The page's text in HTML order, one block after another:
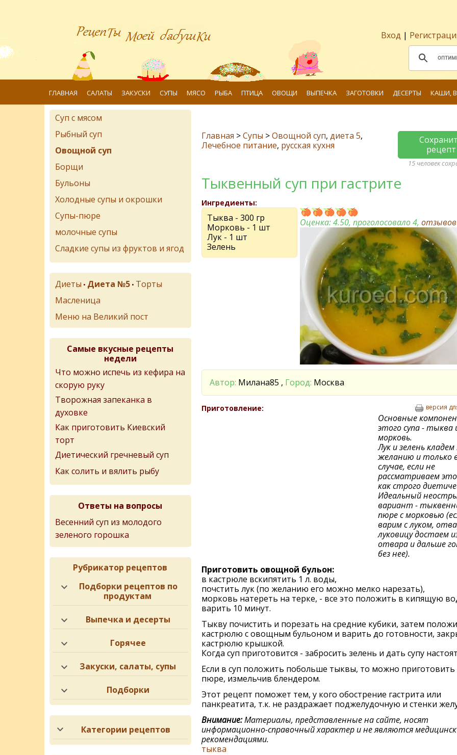
Вход |
ГЛАВНАЯ САЛАТЫ ЗАКУСКИ СУПЫ МЯСО РЫБА ПТИЦА ОВОЩИ ВЫПЕЧКА ЗАГОТОВКИ ДЕСЕРТЫ КАШИ,
Главная >Супы >Овощной суп, диета 5,
Лечебное питание, русская кухня
рецепт
15 человек
Тыквенный суп при гастрите
Ингредиенты:
Тыква - 300 гр
Морковь - 1 шт
Лук - 1 шт
Зелень
Оценка:4.50, проголосовало 4,
Автор: Милана85 , Город: Москва
Приготовление: версия
Основные
этого супа - тыква
морковь.
Лук и зелень кладем
желанию и только
случае, если не
рассматриваем
как строго
Идеальный
вариант -
пюре с морковью
варим с луком,
луковицу достаем
отвара и дальше
без нее).
Приготовить овощной бульон:
в кастрюле вскипятить 1 л. воды,
почстить лук (по желанию его можно мелко нарезать),
морковь натереть на терке, - все это положить в кипящую
варить 10 минут.
Тыкву почистить и порезать на средние кубики, затем
кастрюлю с овощным бульоном и варить до готовности,
кастрюлю крышкой.
Когда суп приготовится - забросить зелень и дать супу
Если в суп положить побольше тыквы, то можно приготовить
пюре, измельчив блендером.
Этот рецепт поможет тем, у кого обострение гастрита или
панкреатита, т.к. не раздражает поджелудочную и стенки
Внимание:Материалы, представленные на сайте, носят
информационно-справочный характер и не являются
рекомендациями.
тыква
Суп с мясом
Рыбный суп
Овощной суп
Борщи
Бульоны
Холодные супы и окрошки
Супы-пюре
молочные супы
Сладкие супы из фруктов и ягод
Диеты • Диета №5 • Торты
Масленица
Меню на Великий пост
Самые вкусные рецепты
недели
Что можно испечь из кефира на
скорую руку
Творожная запеканка в
духовке
Как приготовить Киевский
торт
Диетический гречневый суп
Как солить и вялить рыбу
Ответы на вопросы
Весенний суп из молодого
зеленого горошка
Рубрикатор рецептов
Подборки рецептов по
продуктам
Выпечка и десерты
Горячее
Закуски, салаты, супы
Подборки
Категории рецептов